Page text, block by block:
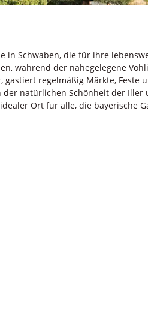
in Schwaben, die für ihre
während der nahegelegene
regelmäßig Märkte, Feste
natürlichen Schönheit der
Ort für alle, die bayerische